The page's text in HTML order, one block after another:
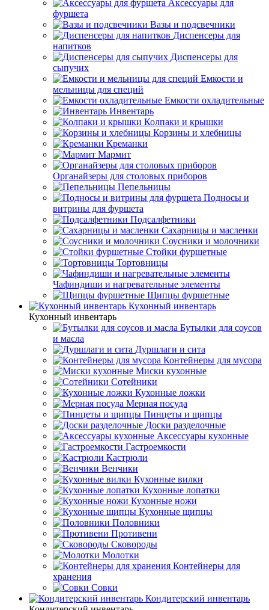
Аксессуары для
фуршета
Вазы и подсвечники
Диспенсеры для
напитков
Диспенсеры для
сыпучих
Емкости и
мельницы для специй
Емкости охладительные
Инвентарь
Колпаки и крышки
Корзины и хлебницы
Креманки
Мармит
Органайзеры для столовых приборов
Пепельницы
Подносы и
витрины для фуршета
Подсалфетники
Сахарницы и масленки
Соусники и молочники
Стойки фуршетные
Тортовницы
Чафиндиши и нагревательные элементы
Щипцы фуршетные
Кухонный инвентарь
Кухонный инвентарь
Бутылки для соусов
и масла
Дуршлаги и сита
Контейнеры для мусора
Миски кухонные
Сотейники
Кухонные ложки
Мерная посуда
Пинцеты и щипцы
Доски разделочные
Аксессуары кухонные
Гастроемкости
Кастрюли
Венчики
Кухонные вилки
Кухонные лопатки
Кухонные ножи
Кухонные щипцы
Половники
Противени
Сковороды
Молотки
Контейнеры для
хранения
Совки
Кондитерский инвентарь